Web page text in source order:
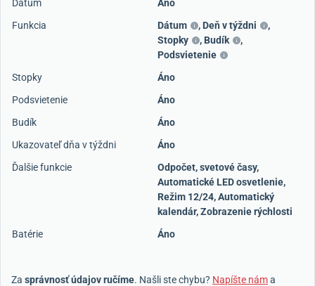
Dátum
Áno
Funkcia
Dátum , Deň v týždni
,
Stopky
, Budík
,
Podsvietenie
Stopky
Áno
Podsvietenie
Áno
Budík
Áno
Ukazovateľ dňa v týždni
Áno
Ďalšie funkcie
Odpočet, svetové časy,
Automatické LED osvetlenie,
Režim 12/24, Automatický
kalendár, Zobrazenie rýchlosti
Batérie
Áno
Za správnosť údajov ručíme. Našli ste chybu? Napíšte náma